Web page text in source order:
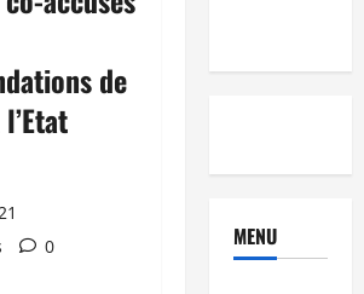
de
0 MENU